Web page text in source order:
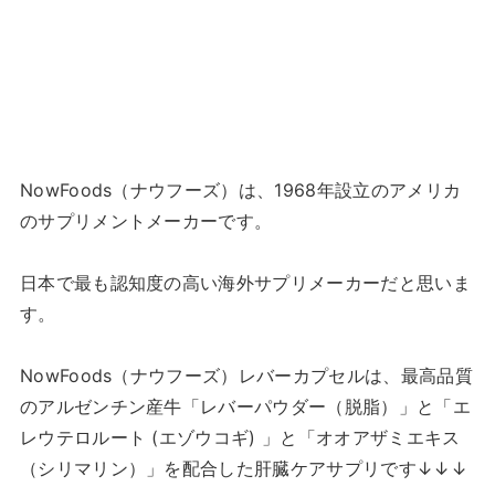
NowFoods（ナウフーズ）は、1968年設立のアメリカ
のサプリメントメーカーです。
日本で最も認知度の高い海外サプリメーカーだと思いま
す。
NowFoods（ナウフーズ）レバーカプセルは、最高品質
のアルゼンチン産牛「レバーパウダー（脱脂）」と「エ
レウテロルート (エゾウコギ) 」と「オオアザミエキス
（シリマリン）」を配合した肝臓ケアサプリです↓↓↓